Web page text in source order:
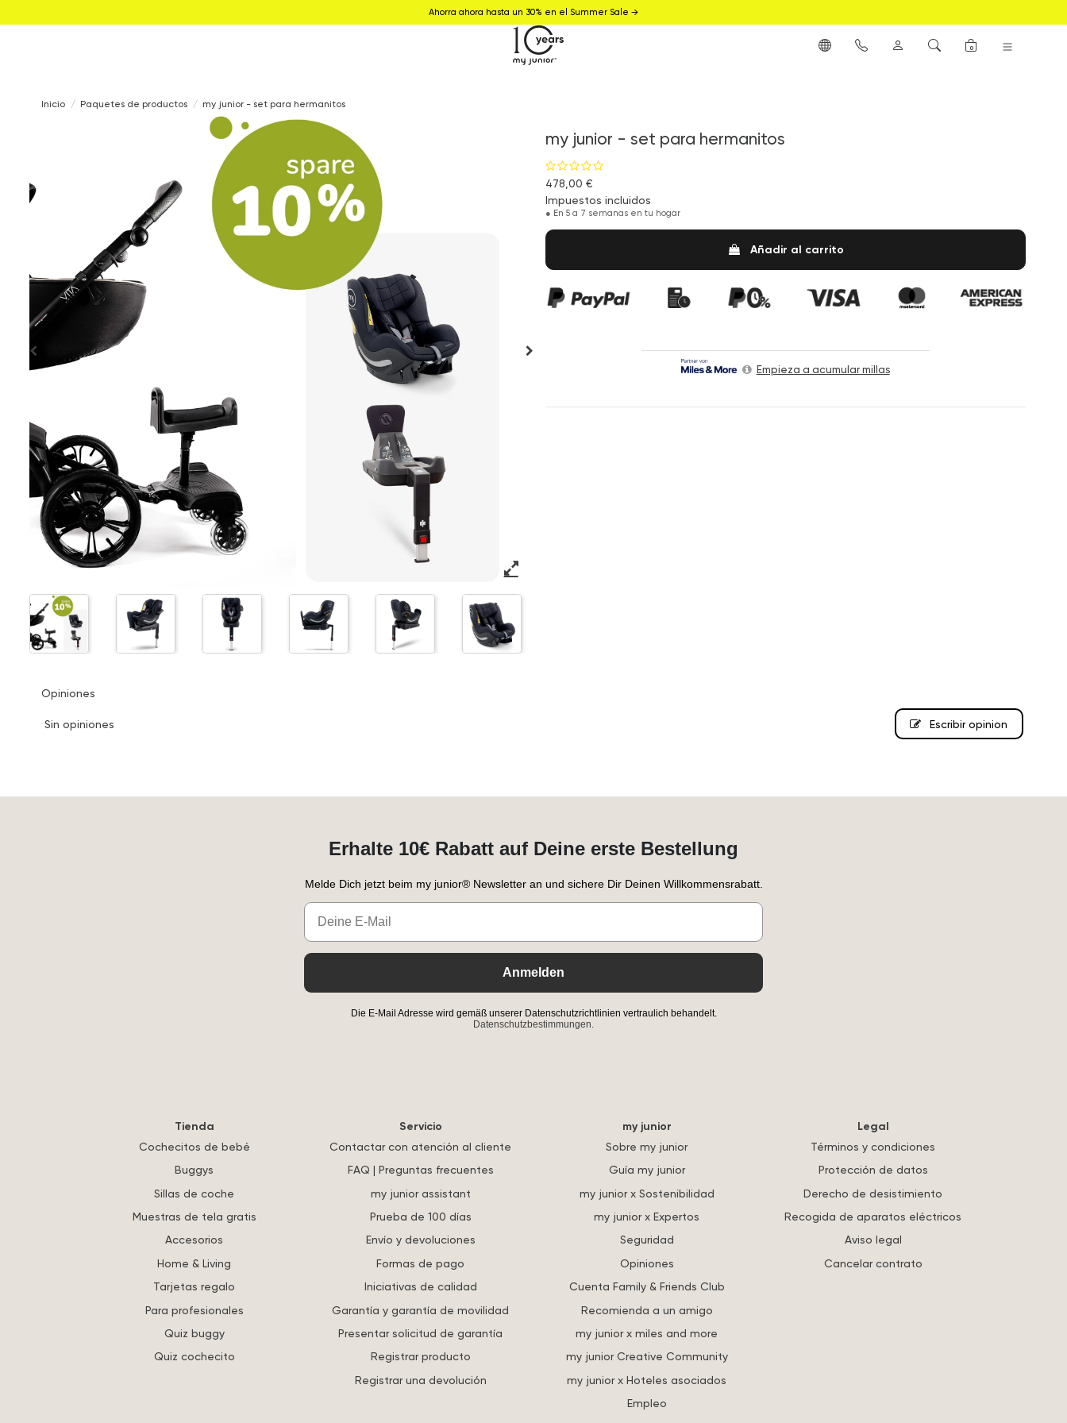
0
Ahorra ahora hasta un 30% en el Summer Sale →
Inicio Paquetes de productos my junior - set para hermanitos
my junior - set para hermanitos
478,00 €
Impuestos incluidos
● En 5 a 7 semanas en tu hogar
Añadir al carrito
Empieza a acumular millas
Opiniones
Sin opiniones Escribir opinion
Erhalte 10€ Rabatt auf Deine erste Bestellung
Melde Dich jetzt beim my junior® Newsletter an und sichere Dir Deinen Willkommensrabatt.
Email
Anmelden
Die E-Mail Adresse wird gemäß unserer Datenschutzrichtlinien vertraulich behandelt.
Datenschutzbestimmungen.
Tienda
Cochecitos de bebé
Buggys
Sillas de coche
Muestras de tela gratis
Accesorios
Home & Living
Tarjetas regalo
Para profesionales
Quiz buggy
Quiz cochecito
Servicio
Contactar con atención al cliente
FAQ | Preguntas frecuentes
my junior assistant
Prueba de 100 días
Envío y devoluciones
Formas de pago
Iniciativas de calidad
Garantía y garantía de movilidad
Presentar solicitud de garantía
Registrar producto
Registrar una devolución
my junior
Sobre my junior
Guía my junior
my junior x Sostenibilidad
my junior x Expertos
Seguridad
Opiniones
Cuenta Family & Friends Club
Recomienda a un amigo
my junior x miles and more
my junior Creative Community
my junior x Hoteles asociados
Empleo
Legal
Términos y condiciones
Protección de datos
Derecho de desistimiento
Recogida de aparatos eléctricos
Aviso legal
Cancelar contrato